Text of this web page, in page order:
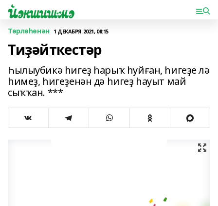
Төрлөһөнән 1 ДЕКАБРЯ 2021, 08:15
Тиҙәйткестәр
Һылыубикә һигеҙ һарыҡ һуйған, һигеҙе лә
һимеҙ, һигеҙенән дә һигеҙ һауыт май
сыҡҡан. ***